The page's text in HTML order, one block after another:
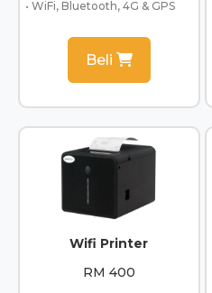
• WiFi, Bluetooth, 4G & GPS
Beli
Wifi Printer
RM 400